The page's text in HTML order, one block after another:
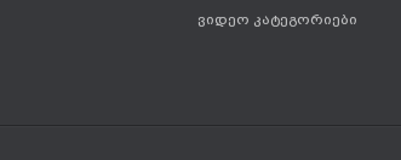
ვიდეო კატეგორიები